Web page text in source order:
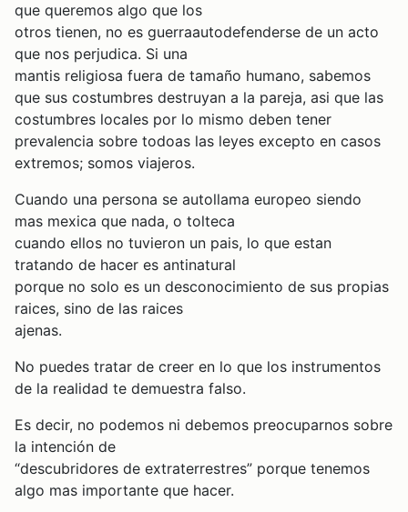
que queremos algo que los
otros tienen, no es guerraautodefenderse de un acto
que nos perjudica. Si una
mantis religiosa fuera de tamaño humano, sabemos
que sus costumbres destruyan a la pareja, asi que las
costumbres locales por lo mismo deben tener
prevalencia sobre todoas las leyes excepto en casos
extremos; somos viajeros.
Cuando una persona se autollama europeo siendo
mas mexica que nada, o tolteca
cuando ellos no tuvieron un pais, lo que estan
tratando de hacer es antinatural
porque no solo es un desconocimiento de sus propias
raices, sino de las raices
ajenas.
No puedes tratar de creer en lo que los instrumentos
de la realidad te demuestra falso.
Es decir, no podemos ni debemos preocuparnos sobre
la intención de
“descubridores de extraterrestres” porque tenemos
algo mas importante que hacer.